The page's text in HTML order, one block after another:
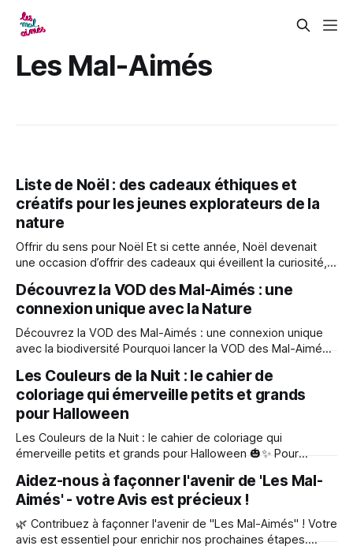
Les Mal-Aimés
Liste de Noël : des cadeaux éthiques et
créatifs pour les jeunes explorateurs de la
nature
Offrir du sens pour Noël Et si cette année, Noël devenait
une occasion d’offrir des cadeaux qui éveillent la curiosité,
nature ? Notre sélection, pensée pour les enfants à partir
de 3 ans, propose des cadeaux éthiques et créatifs autour
de
Découvrez la VOD des Mal-Aimés : une
connexion unique avec la Nature
Découvrez la VOD des Mal-Aimés : une connexion unique
avec la biodiversité Pourquoi lancer la VOD des Mal-Aimés
Roquette et les Mal-Aimés, une chose est claire : ces
histoires résonnent avec les enfants, leurs familles et les
enseignants.
Les Couleurs de la Nuit : le cahier de
coloriage qui émerveille petits et grands
pour Halloween
Les Couleurs de la Nuit : le cahier de coloriage qui
émerveille petits et grands pour Halloween 🎃✨ Pour
nouveau cahier de coloriage inspiré des adorables héros de
Maraude & Murphy, issus de l'univers des Mal-Aimés, en
film et en
Aidez-nous à façonner l'avenir de 'Les Mal-
Aimés' - votre Avis est précieux !
🌿 Contribuez à façonner l'avenir de "Les Mal-Aimés" ! Votre
avis est essentiel pour enrichir nos prochaines étapes.